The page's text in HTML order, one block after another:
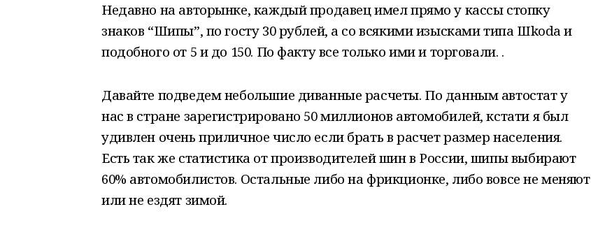
Недавно на авторынке, каждый продавец имел прямо у кассы стопку
знаков “Шипы”, по госту 30 рублей, а со всякими изысками типа Шkoda и
подобного от 5 и до 150. По факту все только ими и торговали. .
Давайте подведем небольшие диванные расчеты. По данным автостат у
нас в стране зарегистрировано 50 миллионов автомобилей, кстати я был
удивлен очень приличное число если брать в расчет размер населения.
Есть так же статистика от производителей шин в России, шипы выбирают
60% автомобилистов. Остальные либо на фрикционке, либо вовсе не меняют
или не ездят зимой.